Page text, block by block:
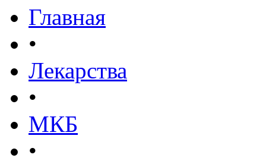
Главная
•
Лекарства
•
МКБ
•